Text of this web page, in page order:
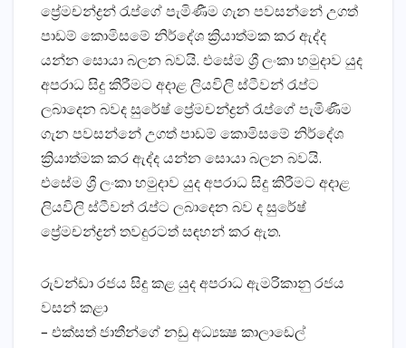
ප්‍රේමචන්ද්‍රන් රැප්ගේ පැමිණීම ගැන පවසන්නේ උගත්
පාඩම් කොමිසමේ නිර්දේශ ක්‍රියාත්මක කර ඇද්ද
යන්න සොයා බලන බවයි. එසේම ශ්‍රී ලංකා හමුදාව යුද
අපරාධ සිදු කිරීමට අදාළ ලියවිලි ස්‌ටීවන් රැප්ට
ලබාදෙන බවද සුරේෂ් ප්‍රේමචන්ද්‍රන් රැප්ගේ පැමිණීම
ගැන පවසන්නේ උගත් පාඩම් කොමිසමේ නිර්දේශ
ක්‍රියාත්මක කර ඇද්ද යන්න සොයා බලන බවයි.
එසේම ශ්‍රී ලංකා හමුදාව යුද අපරාධ සිදු කිරීමට අදාළ
ලියවිලි ස්‌ටීවන් රැප්ට ලබාදෙන බව ද සුරේෂ්
ප්‍රේමචන්ද්‍රන් තවදුරටත් සඳහන් කර ඇත.
රුවන්ඩා රජය සිදු කළ යුද අපරාධ ඇමරිකානු රජය
වසන් කළා
– එක්‌සත් ජාතීන්ගේ නඩු අධ්‍යක්‍ෂ කාලාඩෙල්